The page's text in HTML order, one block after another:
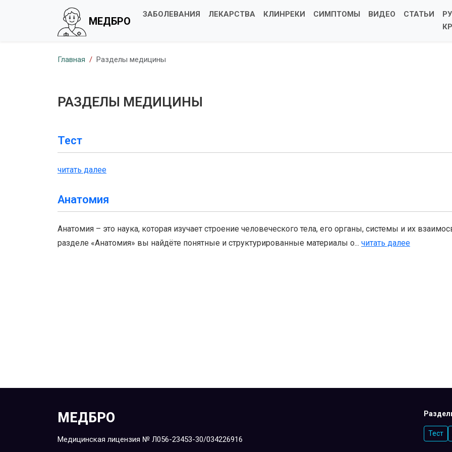
МЕДБРО
ЗАБОЛЕВАНИЯ ЛЕКАРСТВА КЛИНРЕКИ СИМПТОМЫ ВИДЕО СТАТЬИ
КР
Главная Разделы медицины
РАЗДЕЛЫ МЕДИЦИНЫ
Тест
читать далее
Анатомия
Анатомия – это наука, которая изучает строение человеческого тела, его органы, системы и их
разделе «Анатомия» вы найдёте понятные и структурированные материалы о... читать далее
МЕДБРО
Медицинская лицензия № Л056-23453-30/034226916
Тест